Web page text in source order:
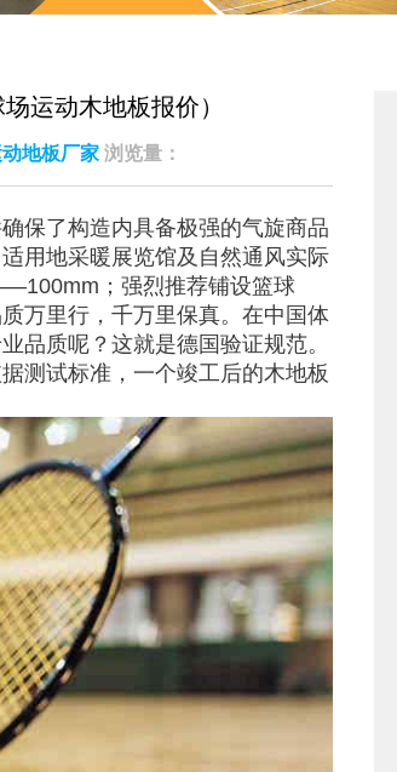
运动木地板报价）
地板厂家 浏览量：
保了构造内具备极强的气旋商品
用地采暖展览馆及自然通风实际
；强烈推荐铺设篮球
万里行，千万里保真。在中国体
品质呢？这就是德国验证规范。
测试标准，一个竣工后的木地板